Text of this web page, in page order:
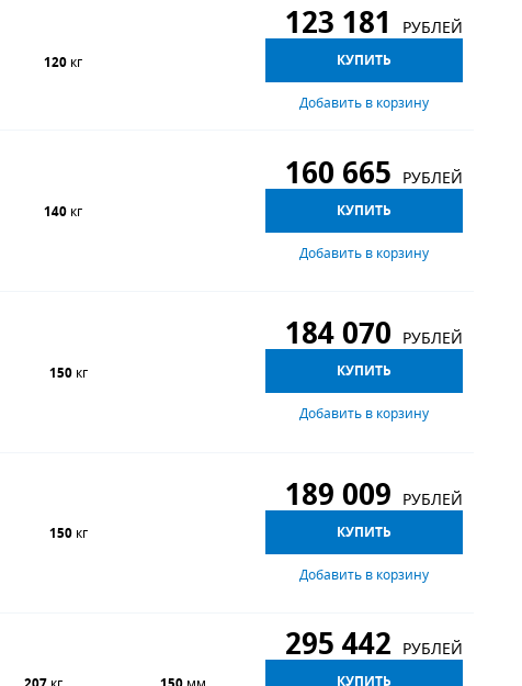
120 кг
123 181 РУБЛЕЙ
КУПИТЬ
Добавить в корзину
140 кг
160 665 РУБЛЕЙ
КУПИТЬ
Добавить в корзину
150 кг
184 070 РУБЛЕЙ
КУПИТЬ
Добавить в корзину
150 кг
189 009 РУБЛЕЙ
КУПИТЬ
Добавить в корзину
295 442 РУБЛЕЙ
КУПИТЬ